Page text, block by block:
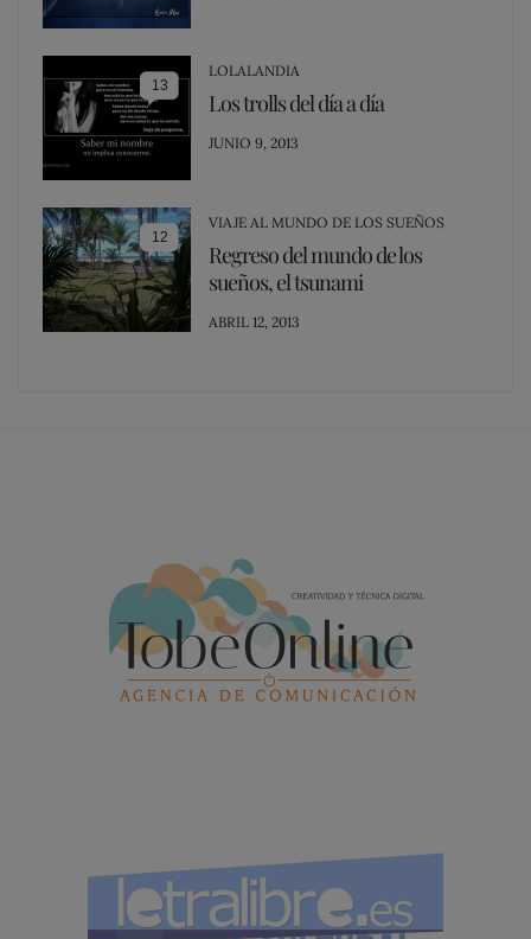
13
LOLALANDIA
Los trolls del día a día
POSTED
JUNIO 9, 2013
12
VIAJE AL MUNDO DE LOS SUEÑOS
Regreso del mundo de los
sueños, el tsunami
POSTED
ABRIL 12, 2013